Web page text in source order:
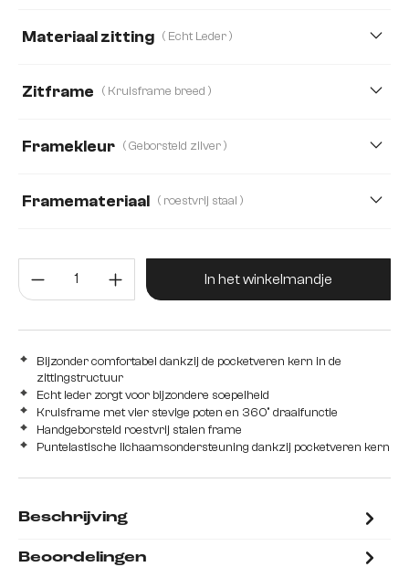
Materiaal zitting ( Echt Leder )
Strukturstoff Soft Teddystoff
Zitframe ( Kruisframe breed )
Framekleur ( Geborsteld zilver )
Framemateriaal ( roestvrij staal )
Hout Metaal Producthoeveelheid: Voer de
In het winkelmandje
Bijzonder comfortabel dankzij de pocketveren kern in de
zittingstructuur
Echt leder zorgt voor bijzondere soepelheid
Kruisframe met vier stevige poten en 360° draaifunctie
Handgeborsteld roestvrij stalen frame
Puntelastische lichaamsondersteuning dankzij pocketveren kern
Beschrijving
Beoordelingen